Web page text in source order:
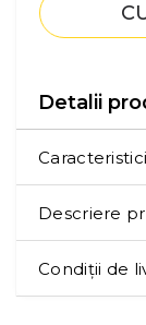
Detalii
Descriere
Condiții de